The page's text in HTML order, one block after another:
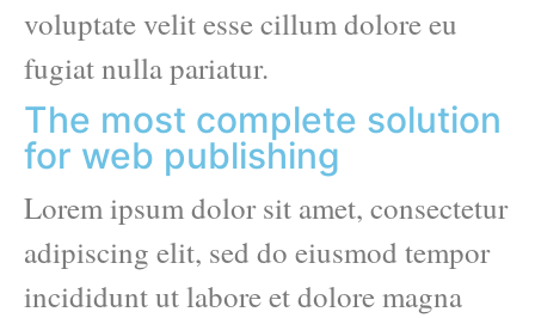
voluptate velit esse cillum dolore eu
fugiat nulla pariatur.
The most complete solution
for web publishing
Lorem ipsum dolor sit amet, consectetur
adipiscing elit, sed do eiusmod tempor
incididunt ut labore et dolore magna